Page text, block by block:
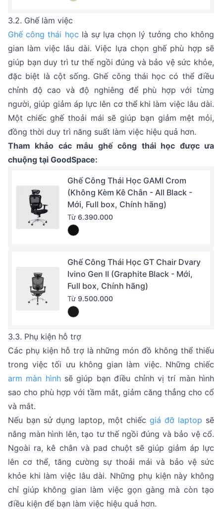
3.2. Ghế làm việc
Ghế công thái học là sự lựa chọn lý tưởng cho không
gian làm việc lâu dài. Việc lựa chọn ghế phù hợp sẽ
giúp bạn duy trì tư thế ngồi đúng và bảo vệ sức khỏe,
đặc biệt là cột sống. Ghế công thái học có thể điều
chỉnh độ cao và độ nghiêng để phù hợp với từng
người, giúp giảm áp lực lên cơ thể khi làm việc lâu dài.
Một chiếc ghế thoải mái sẽ giúp bạn giảm mệt mỏi,
đồng thời duy trì năng suất làm việc hiệu quả hơn.
Tham khảo các mẫu ghế công thái học được ưa
chuộng tại GoodSpace:
Ghế Công Thái Học GAMI Crom
(Không Kèm Kê Chân - All Black -
Mới, Full box, Chính hãng)
Từ 6.390.000
Ghế Công Thái Học GT Chair Dvary
Ivino Gen II (Graphite Black - Mới,
Full box, Chính hãng)
Từ 9.500.000
3.3. Phụ kiện hỗ trợ
Các phụ kiện hỗ trợ là những món đồ không thể thiếu
trong việc tối ưu không gian làm việc. Những chiếc
arm màn hìnhsẽ giúp bạn điều chỉnh vị trí màn hình
sao cho phù hợp với tầm mắt, giảm căng thẳng cho cổ
và mắt.
Nếu bạn sử dụng laptop, một chiếc giá đỡ laptop sẽ
nâng màn hình lên, tạo tư thế ngồi đúng và bảo vệ cổ.
Ngoài ra, kê chân và pad chuột sẽ giúp giảm áp lực
lên cơ thể, tăng cường sự thoải mái và bảo vệ sức
khỏe khi làm việc lâu dài. Những phụ kiện này không
chỉ giúp không gian làm việc gọn gàng mà còn tạo
điều kiện để bạn làm việc hiệu quả hơn.